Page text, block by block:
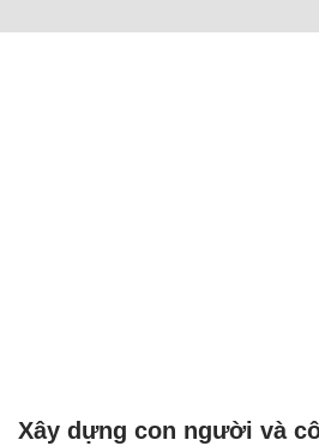
Xây dựng con người và